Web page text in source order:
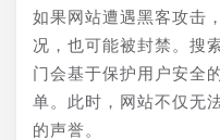
如果网站遭遇黑客攻击
况，也可能被封禁。搜
门会基于保护用户安全
单。此时，网站不仅无
的声誉。